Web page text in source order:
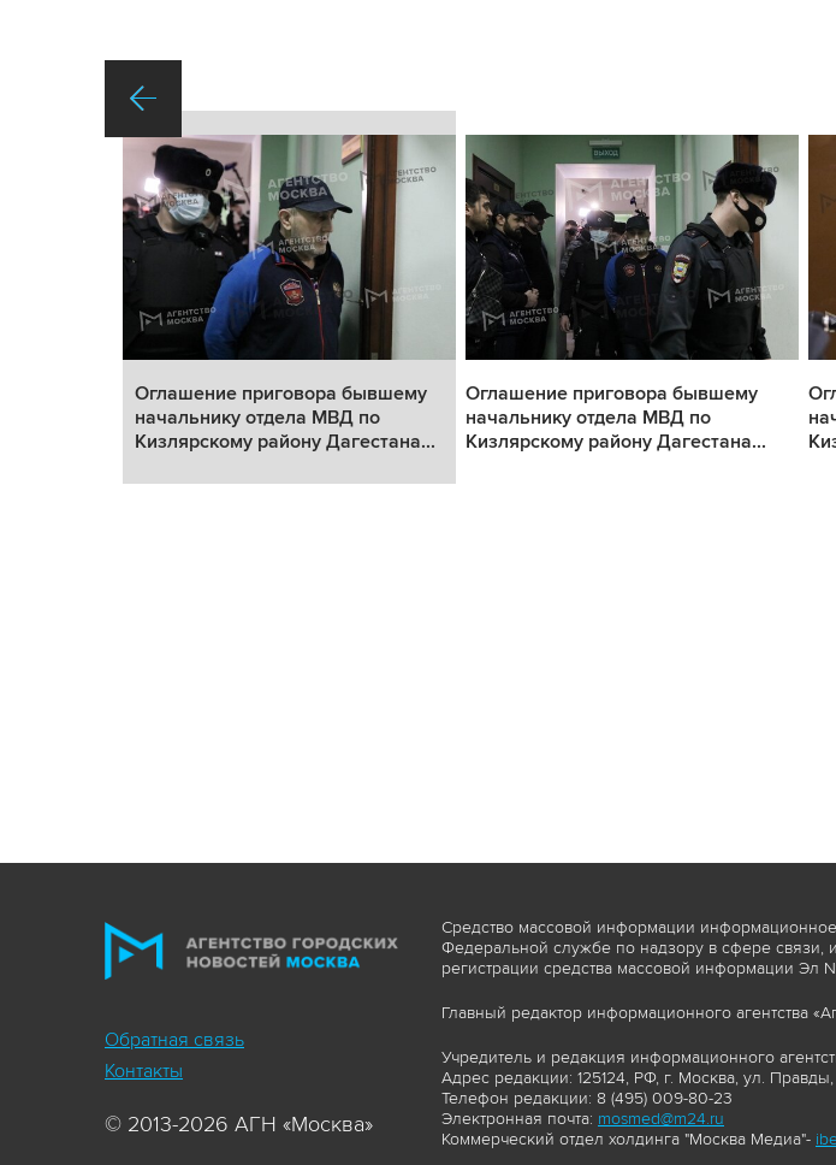
Оглашение приговора бывшему
начальнику отдела МВД по
Кизлярскому району Дагестана...
Оглашение приговора бывшему
начальнику отдела МВД по
Кизлярскому району Дагестана...
Обратная связь
Контакты
© 2013-2026 АГН «Москва»
Средство массовой информации информационное
Федеральной службе по надзору в сфере связи,
регистрации средства массовой информации Эл
Главный редактор информационного агентства
Учредитель и редакция информационного
Адрес редакции: 125124, РФ, г. Москва, ул. Правды,
Телефон редакции: 8 (495) 009-80-23
Электронная почта: mosmed@m24.ru
Коммерческий отдел холдинга "Москва Медиа"-